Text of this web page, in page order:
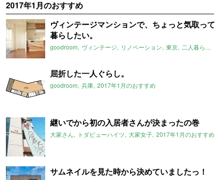
2017年1月のおすすめ
ヴィンテージマンションで、ちょっと気取って
暮らしたい。
goodroom ヴィンテージ リノベーション 東京 二人暮らし
屈折した一人ぐらし。
goodroom 兵庫 2017年1月のおすすめ
継いでから初の入居者さんが決まったの巻
大家さん トダビューハイツ 大家女子 2017年1月のおすすめ
サムネイルを見た時から決めていましたっ！